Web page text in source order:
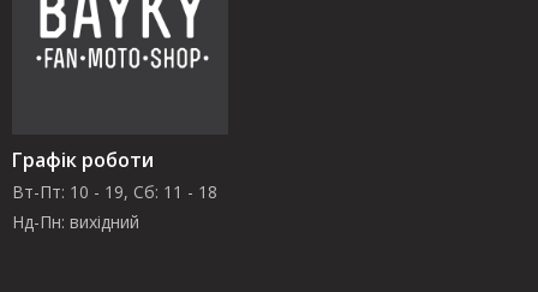
Графік роботи
Вт-Пт: 10 - 19, Сб: 11 - 18
Нд-Пн: вихідний